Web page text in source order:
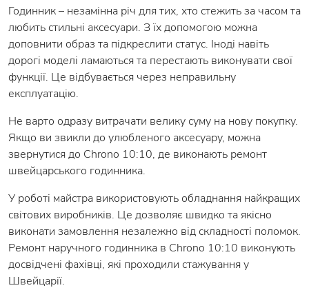
Годинник – незамінна річ для тих, хто стежить за часом та
любить стильні аксесуари. З їх допомогою можна
доповнити образ та підкреслити статус. Іноді навіть
дорогі моделі ламаються та перестають виконувати свої
функції. Це відбувається через неправильну
експлуатацію.
Не варто одразу витрачати велику суму на нову покупку.
Якщо ви звикли до улюбленого аксесуару, можна
звернутися до Chrono 10:10, де виконають ремонт
швейцарського годинника.
У роботі майстра використовують обладнання найкращих
світових виробників. Це дозволяє швидко та якісно
виконати замовлення незалежно від складності поломок.
Ремонт наручного годинника в Chrono 10:10 виконують
досвідчені фахівці, які проходили стажування у
Швейцарії.